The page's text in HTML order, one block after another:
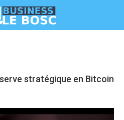
stratégique en Bitcoin